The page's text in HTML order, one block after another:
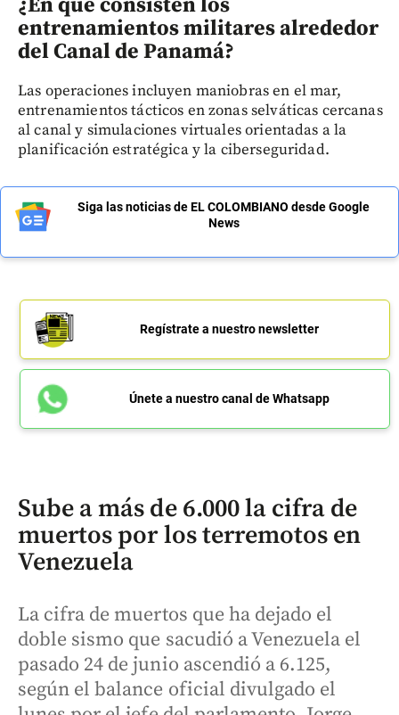
¿En qué consisten los
entrenamientos militares alrededor
del Canal de Panamá?
Las operaciones incluyen maniobras en el mar,
entrenamientos tácticos en zonas selváticas cercanas
al canal y simulaciones virtuales orientadas a la
planificación estratégica y la ciberseguridad.
Siga las noticias de EL COLOMBIANO desde Google
News
Regístrate a nuestro newsletter
Únete a nuestro canal de Whatsapp
Sube a más de 6.000 la cifra de
muertos por los terremotos en
Venezuela
La cifra de muertos que ha dejado el
doble sismo que sacudió a Venezuela el
pasado 24 de junio ascendió a 6.125,
según el balance oficial divulgado el